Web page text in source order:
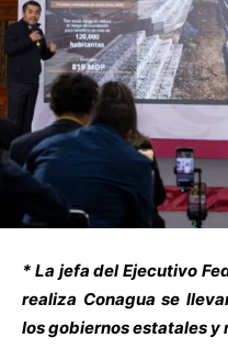
* La jefa del Ejecutivo
realiza Conagua se
los gobiernos estatales y